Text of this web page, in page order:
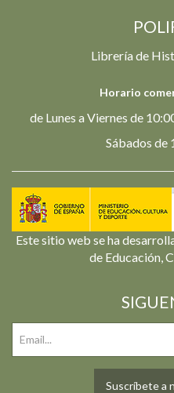
Librería de
Horario
de Lunes a Viernes de
Sábados de
Este sitio web se ha
de Educación,
Suscríbete a